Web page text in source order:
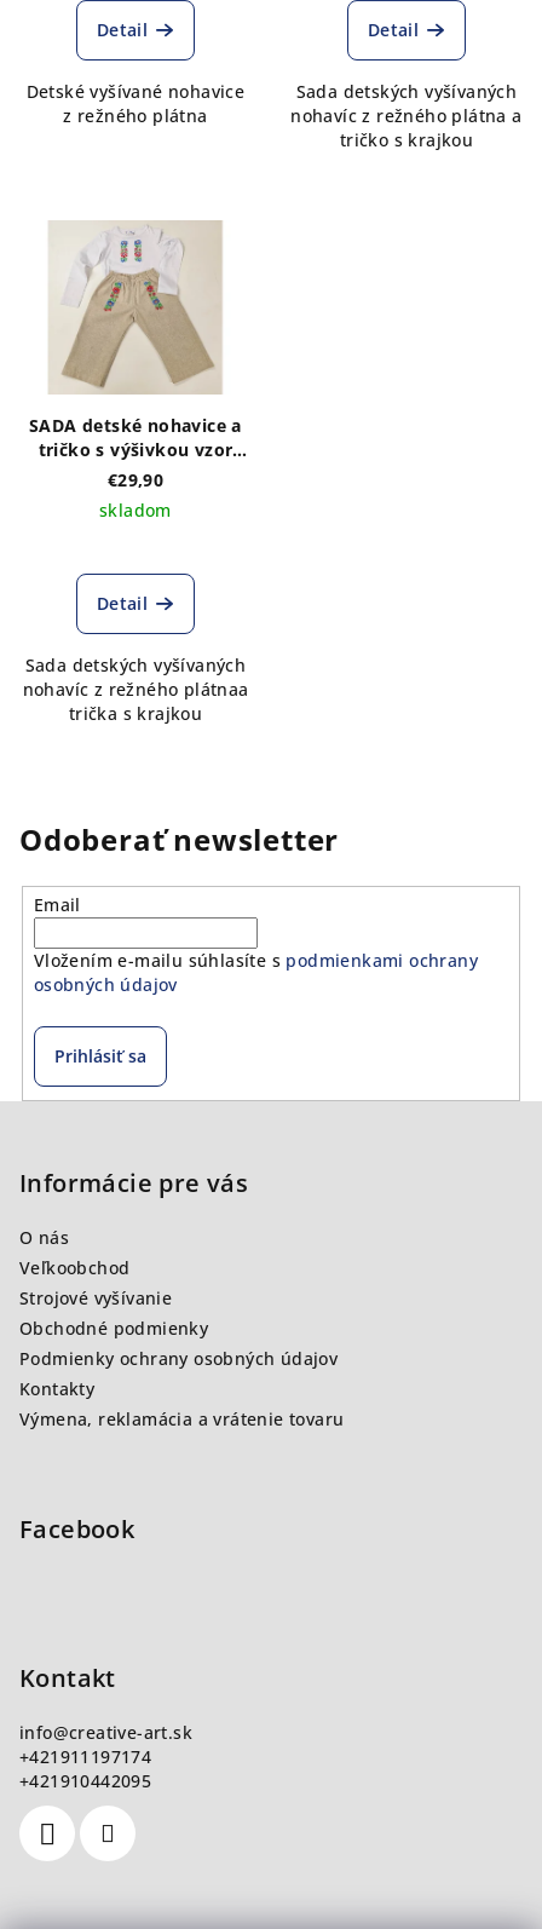
Detail
Detské vyšívané nohavice
z režného plátna
Detail
Sada detských vyšívaných
nohavíc z režného plátna a
tričko s krajkou
SADA detské nohavice a
tričko s výšivkou vzor
Kristián
€29,90
skladom
Detail
Sada detských vyšívaných
nohavíc z režného plátnaa
trička s krajkou
Odoberať newsletter
Email
Vložením e-mailu súhlasíte s podmienkami ochrany
osobných údajov
Prihlásiť sa
Informácie pre vás
O nás
Veľkoobchod
Strojové vyšívanie
Obchodné podmienky
Podmienky ochrany osobných údajov
Kontakty
Výmena, reklamácia a vrátenie tovaru
Facebook
Kontakt
info@creative-art.sk
+421911197174
+421910442095